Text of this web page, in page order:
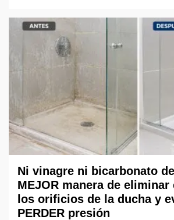
Ni vinagre ni bicarbonato
MEJOR manera de eliminar
los orificios de la ducha y
PERDER presión